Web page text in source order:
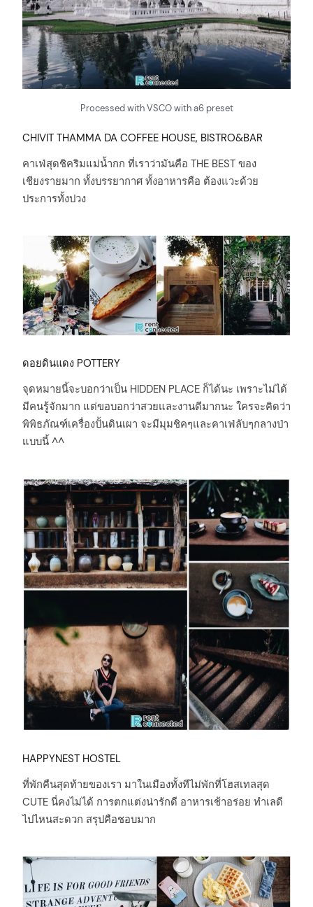
Processed with VSCO with a6 preset
CHIVIT THAMMA DA COFFEE HOUSE, BISTRO&BAR
คาเฟ่สุดชิคริมแม่น้ำกก ที่เราว่ามันคือ THE BEST ของ
เชียงรายมาก ทั้งบรรยากาศ ทั้งอาหารคือ ต้องแวะด้วย
ประการทั้งปวง
ดอยดินแดง POTTERY
จุดหมายนี้จะบอกว่าเป็น HIDDEN PLACE ก็ได้นะ เพราะไม่ได้
มีคนรู้จักมาก แต่ขอบอกว่าสวยและงานดีมากนะ ใครจะคิดว่า
พิพิธภัณฑ์เครื่องปั้นดินเผา จะมีมุมชิคๆและคาเฟ่ลับๆกลางป่า
แบบนี้ ^^
HAPPYNEST HOSTEL
ที่พักคืนสุดท้ายของเรา มาในเมืองทั้งทีไม่พักที่โฮสเทลสุด
CUTE นี่คงไม่ได้ การตกแต่งน่ารักดี อาหารเช้าอร่อย ทำเลดี
ไปไหนสะดวก สรุปคือชอบมาก